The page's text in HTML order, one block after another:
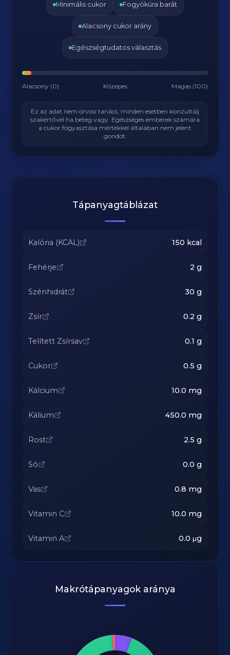
Minimális cukor Fogyókúra barát
Alacsony cukor arány
Egészségtudatos választás
Alacsony (0) Közepes Magas (100)
Ez az adat nem orvosi tanács, minden esetben konzultálj
szakértővel ha beteg vagy. Egészséges emberek számára
a cukor fogyasztása mértékkel általában nem jelent
gondot.
Tápanyagtáblázat
Kalória (KCAL) 150 kcal
Fehérje 2 g
Szénhidrát 30 g
Zsír 0.2 g
Telített Zsírsav 0.1 g
Cukor 0.5 g
Kálcium 10.0 mg
Kálium 450.0 mg
Rost 2.5 g
Só 0.0 g
Vas 0.8 mg
Vitamin C 10.0 mg
Vitamin A 0.0 μg
Makrótápanyagok aránya